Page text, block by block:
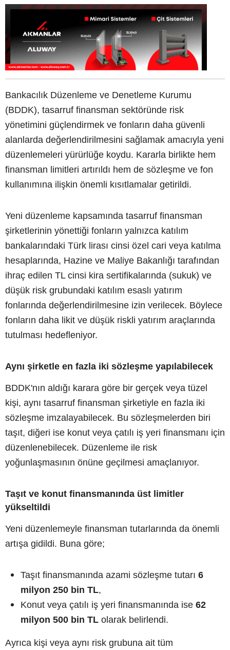
Bankacılık Düzenleme ve Denetleme Kurumu
(BDDK), tasarruf finansman sektöründe risk
yönetimini güçlendirmek ve fonların daha güvenli
alanlarda değerlendirilmesini sağlamak amacıyla yeni
düzenlemeleri yürürlüğe koydu. Kararla birlikte hem
finansman limitleri artırıldı hem de sözleşme ve fon
kullanımına ilişkin önemli kısıtlamalar getirildi.
Yeni düzenleme kapsamında tasarruf finansman
şirketlerinin yönettiği fonların yalnızca katılım
bankalarındaki Türk lirası cinsi özel cari veya katılma
hesaplarında, Hazine ve Maliye Bakanlığı tarafından
ihraç edilen TL cinsi kira sertifikalarında (sukuk) ve
düşük risk grubundaki katılım esaslı yatırım
fonlarında değerlendirilmesine izin verilecek. Böylece
fonların daha likit ve düşük riskli yatırım araçlarında
tutulması hedefleniyor.
Aynı şirketle en fazla iki sözleşme yapılabilecek
BDDK'nın aldığı karara göre bir gerçek veya tüzel
kişi, aynı tasarruf finansman şirketiyle en fazla iki
sözleşme imzalayabilecek. Bu sözleşmelerden biri
taşıt, diğeri ise konut veya çatılı iş yeri finansmanı için
düzenlenebilecek. Düzenleme ile risk
yoğunlaşmasının önüne geçilmesi amaçlanıyor.
Taşıt ve konut finansmanında üst limitler
yükseltildi
Yeni düzenlemeyle finansman tutarlarında da önemli
artışa gidildi. Buna göre;
Taşıt finansmanında azami sözleşme tutarı 6
milyon 250 bin TL,
Konut veya çatılı iş yeri finansmanında ise 62
milyon 500 bin TL olarak belirlendi.
Ayrıca kişi veya aynı risk grubuna ait tüm